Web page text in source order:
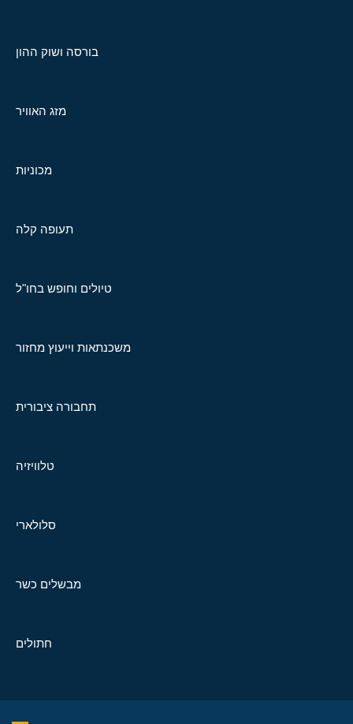
בורסה ושוק ההון
מזג האוויר
מכוניות
תעופה קלה
טיולים וחופש בחו"ל
משכנתאות וייעוץ מחזור
תחבורה ציבורית
טלוויזיה
סלולארי
מבשלים כשר
חתולים